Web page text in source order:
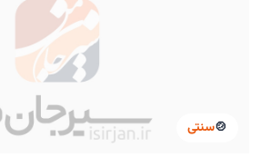
🍲سنتی